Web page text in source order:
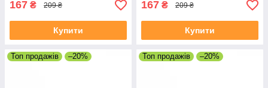
167 ₴ 209 ₴
Купити
167 ₴ 209 ₴
Купити
Топ продажів –20% Топ продажів –20%